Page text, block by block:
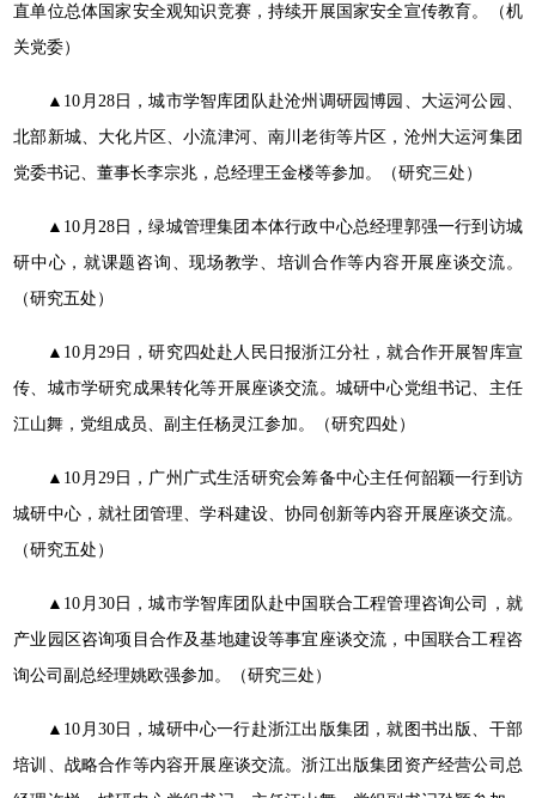
直单位总体国家安全观知识竞赛，持续开展国家安全宣传教育。（机
关党委）
▲10月28日，城市学智库团队赴沧州调研园博园、大运河公园、
北部新城、大化片区、小流津河、南川老街等片区，沧州大运河集团
党委书记、董事长李宗兆，总经理王金楼等参加。（研究三处）
▲10月28日，绿城管理集团本体行政中心总经理郭强一行到访城
研中心，就课题咨询、现场教学、培训合作等内容开展座谈交流。
（研究五处）
▲10月29日，研究四处赴人民日报浙江分社，就合作开展智库宣
传、城市学研究成果转化等开展座谈交流。城研中心党组书记、主任
江山舞，党组成员、副主任杨灵江参加。（研究四处）
▲10月29日，广州广式生活研究会筹备中心主任何韶颖一行到访
城研中心，就社团管理、学科建设、协同创新等内容开展座谈交流。
（研究五处）
▲10月30日，城市学智库团队赴中国联合工程管理咨询公司，就
产业园区咨询项目合作及基地建设等事宜座谈交流，中国联合工程咨
询公司副总经理姚欧强参加。（研究三处）
▲10月30日，城研中心一行赴浙江出版集团，就图书出版、干部
培训、战略合作等内容开展座谈交流。浙江出版集团资产经营公司总